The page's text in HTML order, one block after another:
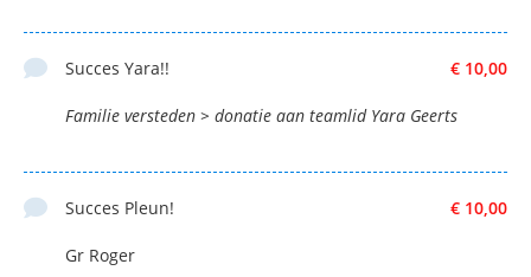
€ 10,00
Succes Yara!!
Familie versteden > donatie aan teamlid Yara Geerts
€ 10,00
Succes Pleun!
Gr Roger